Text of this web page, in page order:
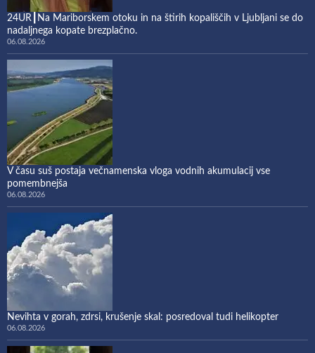
24UR┃Na Mariborskem otoku in na štirih kopališčih v Ljubljani se do
nadaljnega kopate brezplačno.
06.08.2026
V času suš postaja večnamenska vloga vodnih akumulacij vse
pomembnejša
06.08.2026
Nevihta v gorah, zdrsi, krušenje skal: posredoval tudi helikopter
06.08.2026